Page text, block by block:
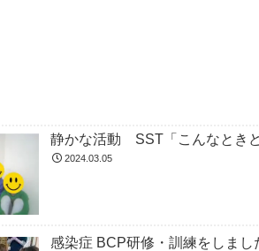
静かな活動 SST「こんなときど
2024.03.05
感染症 BCP研修・訓練をしまし